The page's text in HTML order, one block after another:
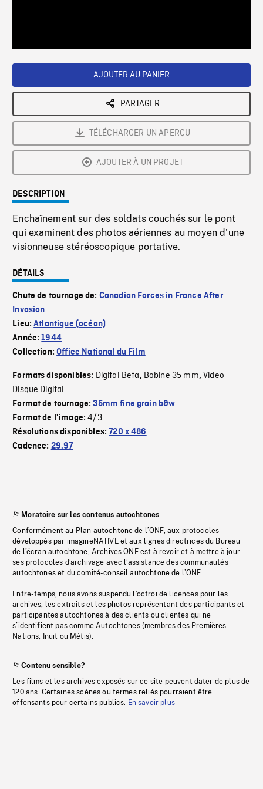
AJOUTER AU PANIER
PARTAGER
TÉLÉCHARGER UN APERÇU
AJOUTER À UN PROJET
DESCRIPTION
Enchaînement sur des soldats couchés sur le pont
qui examinent des photos aériennes au moyen d'une
visionneuse stéréoscopique portative.
DÉTAILS
Chute de tournage de: Canadian Forces in France After
Invasion
Lieu:Atlantique (océan)
Année:1944
Collection:Office National du Film
Formats disponibles: Digital Beta, Bobine 35 mm,Video
Disque Digital
Format de tournage:35mm fine grain b&w
Format de l'image:4/3
Résolutions disponibles:720 x 486
Cadence: 29.97
Moratoire sur les contenus autochtones
Conformément au Plan autochtone de l’ONF, aux protocoles
développés par imagineNATIVE et aux lignes directrices du Bureau
de l’écran autochtone, Archives ONF est à revoir et à mettre à jour
ses protocoles d’archivage avec l’assistance des communautés
autochtones et du comité-conseil autochtone de l’ONF.
Entre-temps, nous avons suspendu l’octroi de licences pour les
archives, les extraits et les photos représentant des participants et
participantes autochtones à des clients ou clientes qui ne
s’identifient pas comme Autochtones (membres des Premières
Nations, Inuit ou Métis).
Contenu sensible?
Les films et les archives exposés sur ce site peuvent dater de plus de
120 ans. Certaines scènes ou termes reliés pourraient être
offensants pour certains publics. En savoir plus